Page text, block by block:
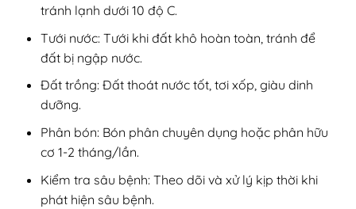
tránh lạnh dưới 10 độ C.
Tưới nước: Tưới khi đất khô hoàn toàn, tránh để
đất bị ngập nước.
Đất trồng: Đất thoát nước tốt, tơi xốp, giàu dinh
dưỡng.
Phân bón: Bón phân chuyên dụng hoặc phân hữu
cơ 1-2 tháng/lần.
Kiểm tra sâu bệnh: Theo dõi và xử lý kịp thời khi
phát hiện sâu bệnh.